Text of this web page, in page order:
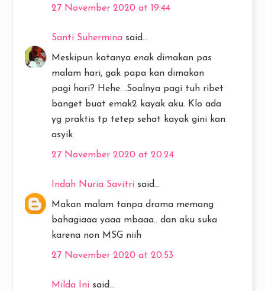
27 November 2020 at 19:44
Santi Suhermina said...
Meskipun katanya enak dimakan pas
malam hari, gak papa kan dimakan
pagi hari? Hehe. .Soalnya pagi tuh ribet
banget buat emak2 kayak aku. Klo ada
yg praktis tp tetep sehat kayak gini kan
asyik
27 November 2020 at 20:24
Indah Nuria Savitri said...
Makan malam tanpa drama memang
bahagiaaa yaaa mbaaa.. dan aku suka
karena non MSG niih
27 November 2020 at 20:53
Milda Ini said...